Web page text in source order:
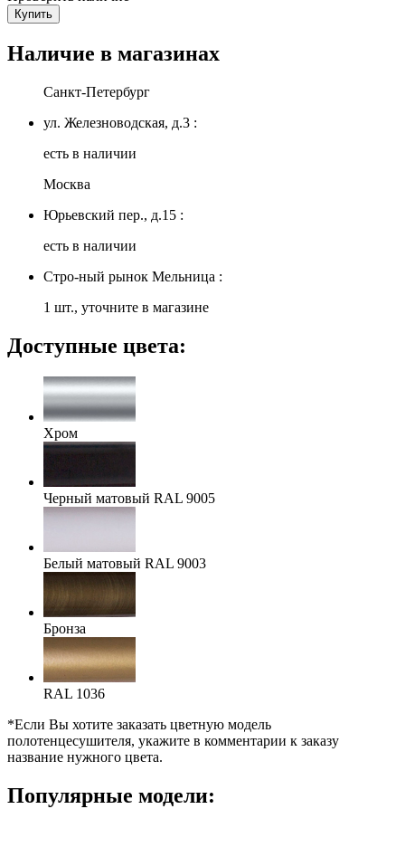
Купить
Наличие в магазинах
Санкт-Петербург
ул. Железноводская, д.3 :
есть в наличии
Москва
Юрьевский пер., д.15 :
есть в наличии
Стро-ный рынок Мельница :
1 шт., уточните в магазине
Доступные цвета:
Хром
Черный матовый RAL 9005
Белый матовый RAL 9003
Бронза
RAL 1036
*Если Вы хотите заказать цветную модель
полотенцесушителя, укажите в комментарии к заказу
название нужного цвета.
Популярные модели: